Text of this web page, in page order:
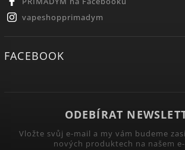
vapeshopprimadym
FACEBOOK
ODEBÍRAT
Vložte svůj e-mail a my vám budeme
nových produktech na našem